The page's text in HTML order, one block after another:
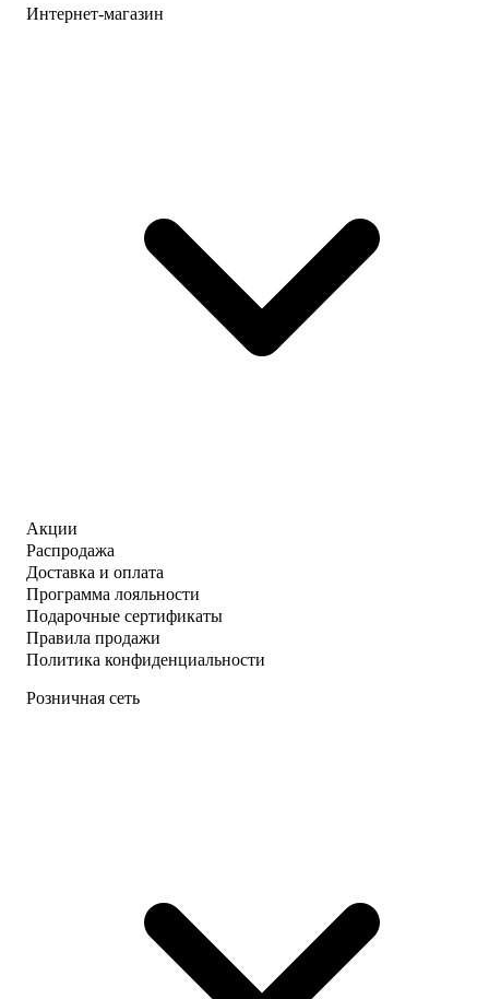
Интернет-магазин
Акции
Распродажа
Доставка и оплата
Программа лояльности
Подарочные сертификаты
Правила продажи
Политика конфиденциальности
Розничная сеть